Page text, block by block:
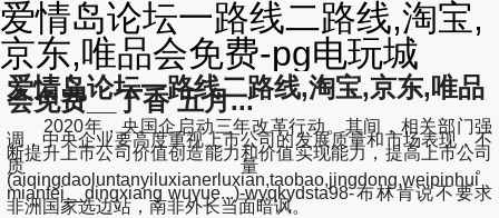
爱情岛论坛一路线二路线,淘宝,
京东,唯品会免费-pg电玩城
爱情岛论坛一路线二路线,淘宝,京东,唯品
会免费__丁香 五月...
2020年，央国企启动三年改革行动。其间，相关部门强
调，中央企业要高度重视上市公司的发展质量和市场表现，不
断提升上市公司价值创造能力和价值实现能力，提高上市公司
质量。
(aiqingdaoluntanyiluxianerluxian,taobao,jingdong,weipinhui
mianfei__dingxiang wuyue...)-wyqkydsta98-布林肯说不要求
非洲国家选边站，南非外长当面暗讽。